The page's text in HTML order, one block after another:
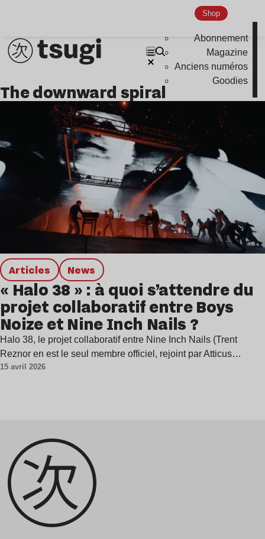
Shop
Abonnement
Magazine
Anciens numéros
Goodies
Indie
the downward spiral
Articles news
« Halo 38 » : à quoi s’attendre du
projet collaboratif entre Boys
Noize et Nine Inch Nails ?
Halo 38, le projet collaboratif entre Nine Inch Nails (Trent
Reznor en est le seul membre officiel, rejoint par Atticus…
15 avril 2026